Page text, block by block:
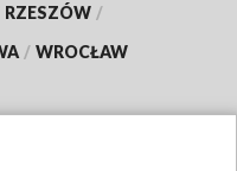
RZESZÓW /
/ WROCŁAW